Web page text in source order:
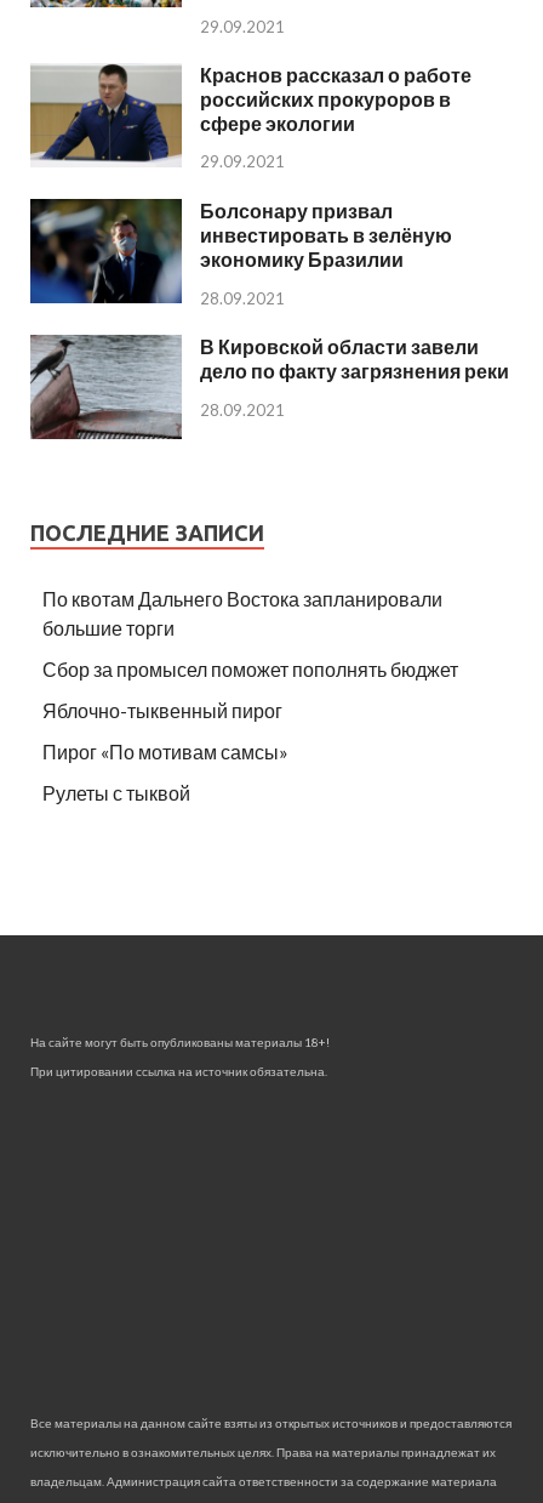
29.09.2021
Краснов рассказал о работе
российских прокуроров в
сфере экологии
29.09.2021
Болсонару призвал
инвестировать в зелёную
экономику Бразилии
28.09.2021
В Кировской области завели
дело по факту загрязнения реки
28.09.2021
ПОСЛЕДНИЕ ЗАПИСИ
По квотам Дальнего Востока запланировали
большие торги
Сбор за промысел поможет пополнять бюджет
Яблочно-тыквенный пирог
Пирог «По мотивам самсы»
Рулеты с тыквой
На сайте могут быть опубликованы материалы 18+!
При цитировании ссылка на источник обязательна.
Все материалы на данном сайте взяты из открытых источников и предоставляются
исключительно в ознакомительных целях. Права на материалы принадлежат их
владельцам. Администрация сайта ответственности за содержание материала